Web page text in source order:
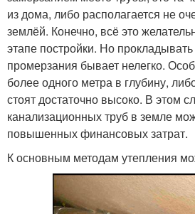
из дома, либо располагается не
землёй. Конечно, всё это
этапе постройки. Но
промерзания бывает нелегко.
более одного метра в глубину,
стоят достаточно высоко. В этом
канализационных труб в земле
повышенных финансовых затрат.
К основным методам утепления